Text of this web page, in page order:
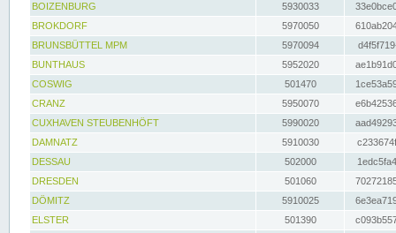
BOIZENBURG
5930033
BROKDORF
5970050
BRUNSBÜTTEL MPM
5970094
BUNTHAUS
5952020
COSWIG
501470
CRANZ
5950070
CUXHAVEN STEUBENHÖFT
5990020
DAMNATZ
5910030
DESSAU
502000
DRESDEN
501060
DÖMITZ
5910025
ELSTER
501390